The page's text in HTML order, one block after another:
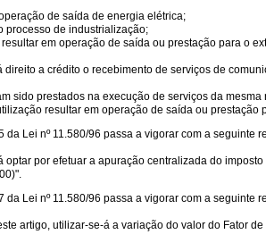
de saída de energia elétrica;
processo de industrialização;
em operação de saída ou prestação para o
direito a crédito o recebimento de serviços de
sido prestados na execução de serviços da mesma
resultar em operação de saída ou
da Lei nº 11.580/96 passa a vigorar com a seguinte
optar por efetuar a apuração centralizada do
da Lei nº 11.580/96 passa a vigorar com a seguinte
artigo, utilizar-se-á a variação do valor do Fator